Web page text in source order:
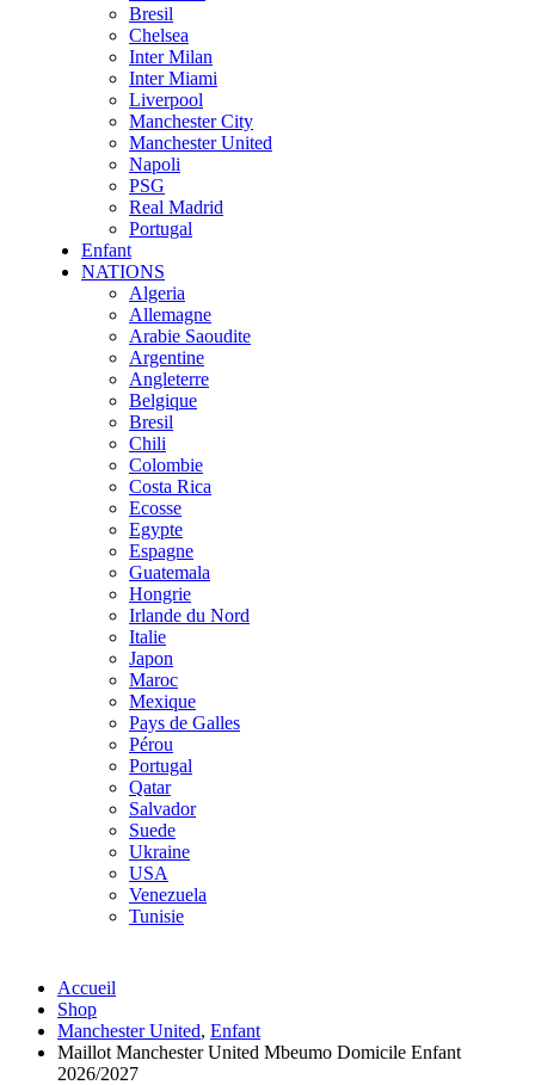
Bresil
Chelsea
Inter Milan
Inter Miami
Liverpool
Manchester City
Manchester United
Napoli
PSG
Real Madrid
Portugal
Enfant
NATIONS
Algeria
Allemagne
Arabie Saoudite
Argentine
Angleterre
Belgique
Bresil
Chili
Colombie
Costa Rica
Ecosse
Egypte
Espagne
Guatemala
Hongrie
Irlande du Nord
Italie
Japon
Maroc
Mexique
Pays de Galles
Pérou
Portugal
Qatar
Salvador
Suede
Ukraine
USA
Venezuela
Tunisie
Accueil
Shop
Manchester United, Enfant
Maillot Manchester United Mbeumo Domicile Enfant
2026/2027